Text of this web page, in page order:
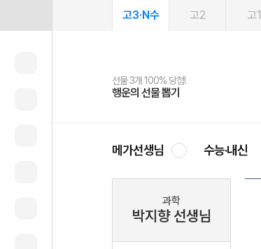
고3·N수 고2 고1
선물 3개 100% 당첨!
행운의 선물 뽑기
선물 100% 증정!
메가스터디 X 올리브
여름방학 스터디 캐시백
메가런 썸머스쿨
2027 러셀 단과
강사 공개선발
스마트러닝앱
설문 EVENT
메가패스
3일 무료 체험권
메가패스 수강생 무료혜택!
메가클럽 멤버십
사회공헌 캠페인
희망이룸 메가나눔
메가선생님 수능·내신
과학
박지향 선생님